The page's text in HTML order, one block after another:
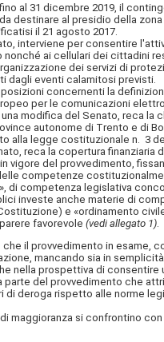
al 31 dicembre 2019, il
destinare al presidio della
il 21 agosto 2017.
interviene per consentire
nonché ai cellulari dei cittadini
dei servizi di
dagli eventi calamitosi previsti.
concernenti la
per le comunicazioni
modifica del Senato, reca la
autonome di Trento e di
alla legge costituzionale n. 3
reca la copertura finanziaria
vigore del provvedimento,
competenze
di competenza legislativa
investe anche materie di
Costituzione) e «ordinamento
favorevole(vedi allegato 1)
il provvedimento in esame,
mancando sia in
nella prospettiva di
del provvedimento che
di deroga rispetto alle norme
maggioranza si confrontino